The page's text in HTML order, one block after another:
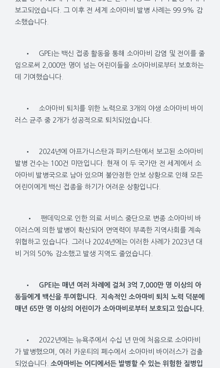
보고되었습니다. 그 이후 전 세계 소아마비 발병 사례는 99.9% 감
소했습니다.
• GPEI는 백신 접종 활동을 통해 소아마비 감염 및 전이를 줄
임으로써 2,000만 명이 넘는 어린이들을 소아마비로부터 보호하는
데 기여했습니다.
•
소아마비 퇴치를 위한 노력으로 3개의 야생 소아마비 바이
러스 균주 중 2개가 성공적으로 퇴치되었습니다.
•
2024년에 아프가니스탄과 파키스탄에서 보고된 소아마비
발병 건수는 100건 미만입니다. 현재 이 두 국가만 전 세계에서 소
아마비 발병국으로 남아 있으며 불안정한 안보 상황으로 인해 모든
어린이에게 백신 접종을 하기가 어려운 상황입니다.
• 팬데믹으로 인한 의료 서비스 중단으로 변종 소아마비 바
이러스에 의한 발병이 확산되어 면역력이 부족한 지역사회를 계속
위협하고 있습니다. 그러나 2024년에는 이러한 사례가 2023년 대
비 거의 50% 감소했고 발생 지역도 줄었습니다.
• GPEI는 매년 여러 차례에 걸쳐 3억 7,000만 명 이상의 아
동들에게 백신을 투여합니다. 지속적인 소아마비 퇴치 노력 덕분에
매년 65만 명 이상의 어린이가 소아마비로부터 보호되고 있습니다.
• 2022년에는 뉴욕주에서 수십 년 만에 처음으로 소아마비
가 발병했으며, 여러 카운티의 폐수에서 소아마비 바이러스가 검출
되었습니다. 소아마비는 어디에서든 발병할 수 있는 위험한 질병입